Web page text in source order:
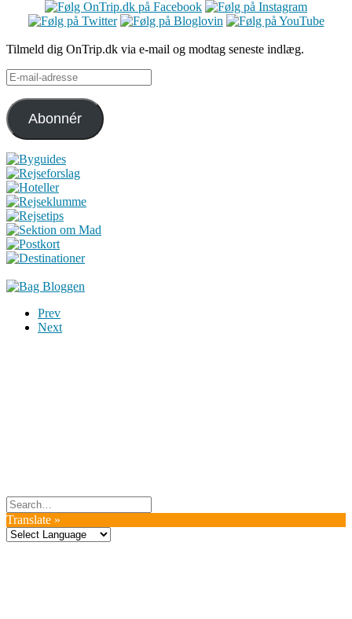
Tilmeld dig OnTrip.dk via e-mail og modtag seneste indlæg.
E-
mail-
adresse
Abonnér
Prev
Next
Translate »